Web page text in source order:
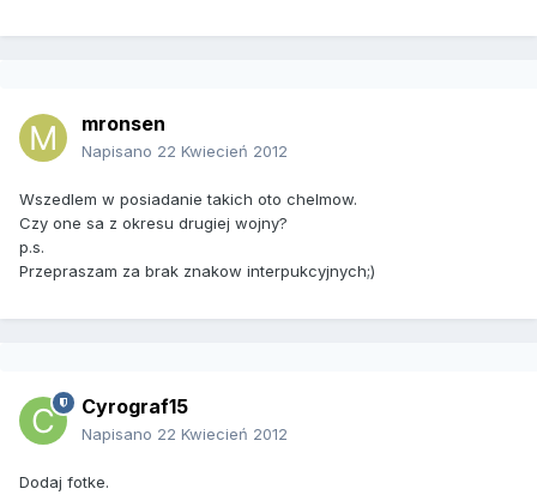
mronsen
Napisano 22 Kwiecień 2012
Wszedlem w posiadanie takich oto chelmow.
Czy one sa z okresu drugiej wojny?
p.s.
Przepraszam za brak znakow interpukcyjnych;)
Cyrograf15
Napisano 22 Kwiecień 2012
Dodaj fotke.